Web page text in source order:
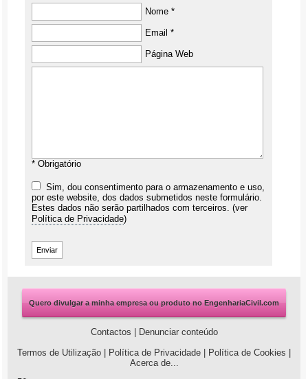
Nome *
Email *
Página Web
* Obrigatório
Sim, dou consentimento para o armazenamento e uso,
por este website, dos dados submetidos neste formulário.
Estes dados não serão partilhados com terceiros. (ver
Política de Privacidade)
Quero divulgar a minha empresa ou produto no EngenhariaCivil.com
Contactos
Denunciar conteúdo
Termos de Utilização
Política de Privacidade Política de Cookies
Acerca de...